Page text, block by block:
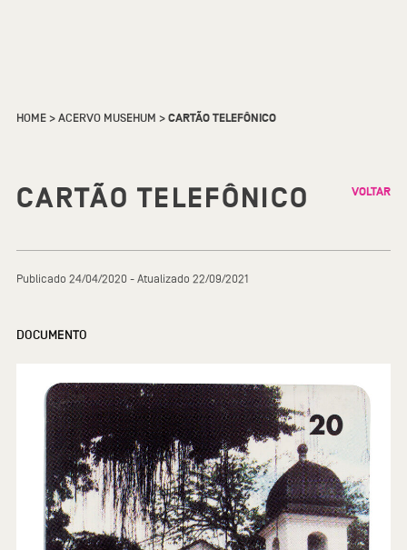
HOME>ACERVO MUSEHUM >CARTÃO TELEFÔNICO
CARTÃO TELEFÔNICO VOLTAR
Publicado 24/04/2020 - Atualizado 22/09/2021
DOCUMENTO